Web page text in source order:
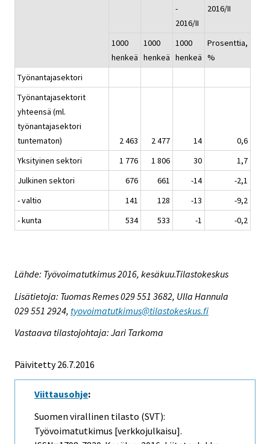
-
2016/II
2016/II
1000
henkeä
1000
henkeä
1000
henkeä
Prosenttia,
%
Työnantajasektori
Työnantajasektorit
yhteensä (ml.
työnantajasektori
tuntematon)
2 463 2 477 14
0,6
Yksityinen sektori
1 776 1 806 30
1,7
Julkinen sektori
676 661 -14
-2,1
- valtio
141 128 -13
-9,2
- kunta
534 533 -1 -0,2
Lähde: Työvoimatutkimus 2016, kesäkuu.Tilastokeskus
Lisätietoja: Tuomas Remes 029 551 3682, Ulla Hannula
029 551 2924, tyovoimatutkimus@tilastokeskus.fi
Vastaava tilastojohtaja: Jari Tarkoma
Päivitetty 26.7.2016
Viittausohje:
Suomen virallinen tilasto (SVT):
Työvoimatutkimus [verkkojulkaisu].